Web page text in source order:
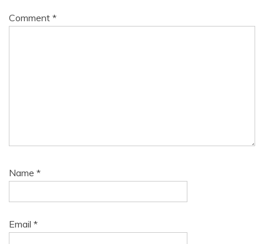
Comment *
Name *
Email *